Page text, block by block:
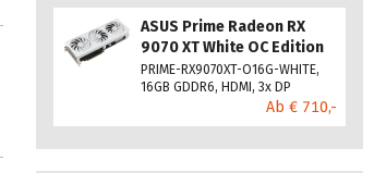
ASUS Prime Radeon RX
9070 XT White OC Edition
PRIME-RX9070XT-O16G-WHITE,
16GB GDDR6, HDMI, 3x DP
Ab € 710,-